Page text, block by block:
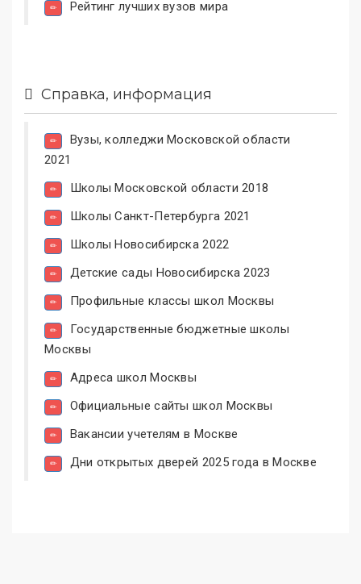
Рейтинг лучших вузов мира
Справка, информация
Вузы, колледжи Московской области
2021
Школы Московской области 2018
Школы Санкт-Петербурга 2021
Школы Новосибирска 2022
Детские сады Новосибирска 2023
Профильные классы школ Москвы
Государственные бюджетные школы
Москвы
Адреса школ Москвы
Официальные сайты школ Москвы
Вакансии учетелям в Москве
Дни открытых дверей 2025 года в Москве